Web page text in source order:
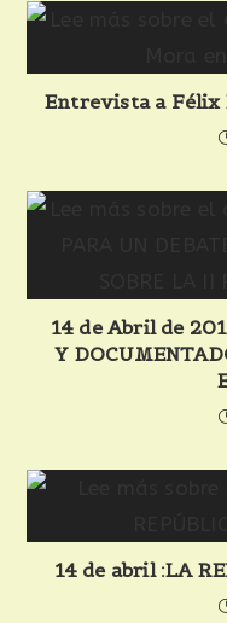
Entrevista a Félix
14 de Abril de
Y
14 de abril :LA